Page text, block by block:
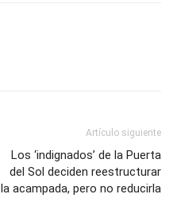
Artículo siguiente
Los ‘indignados’ de la Puerta
del Sol deciden reestructurar
la acampada, pero no reducirla